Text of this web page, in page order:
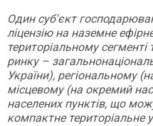
Один суб'єкт
ліцензію на наземне
територіальному
ринку –
України), регіональному
місцевому (на окремий
населених пунктів, що
компактне територіальне